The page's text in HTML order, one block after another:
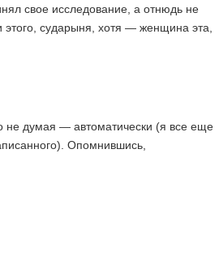
свое исследование, а отнюдь не
этого, сударыня, хотя — женщина эта,
думая — автоматически (я все еще
Опомнившись,